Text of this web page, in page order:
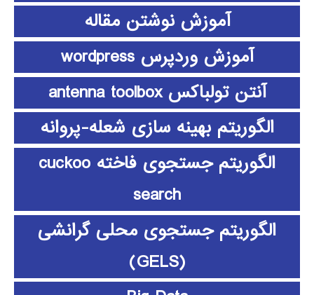
آموزش نوشتن مقاله
آموزش وردپرس wordpress
آنتن تولباکس antenna toolbox
الگوریتم بهینه سازی شعله-پروانه
الگوریتم جستجوی فاخته cuckoo
search
الگوریتم جستجوی محلی گرانشی
(GELS)